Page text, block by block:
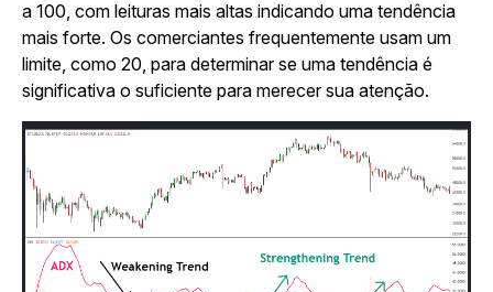
a 100, com leituras mais altas indicando uma tendência
mais forte. Os comerciantes frequentemente usam um
limite, como 20, para determinar se uma tendência é
significativa o suficiente para merecer sua atenção.